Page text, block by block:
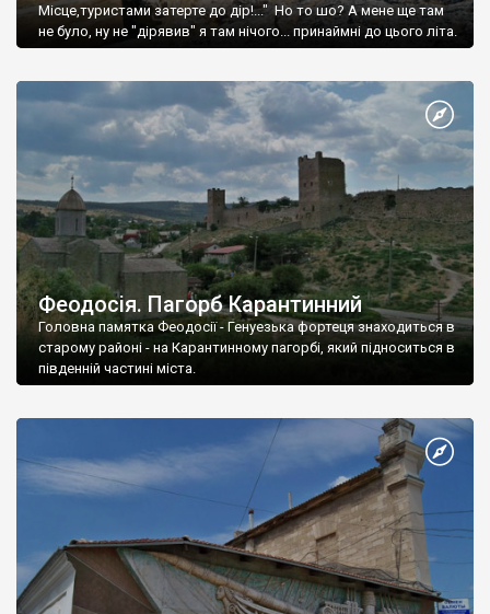
Місце,туристами затерте до дір!..." Но то шо? А мене ще там
не було, ну не "дірявив" я там нічого... принаймні до цього літа.
Феодосія. Пагорб Карантинний
Головна памятка Феодосії - Генуезька фортеця знаходиться в
старому районі - на Карантинному пагорбі, який підноситься в
південній частині міста.